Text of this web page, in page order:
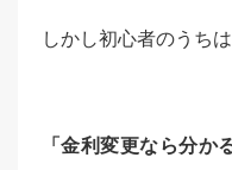
しかし初心者のうちは
「金利変更なら分か